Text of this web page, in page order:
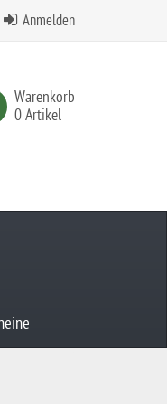
Anmelden
Warenkorb
0 Artikel